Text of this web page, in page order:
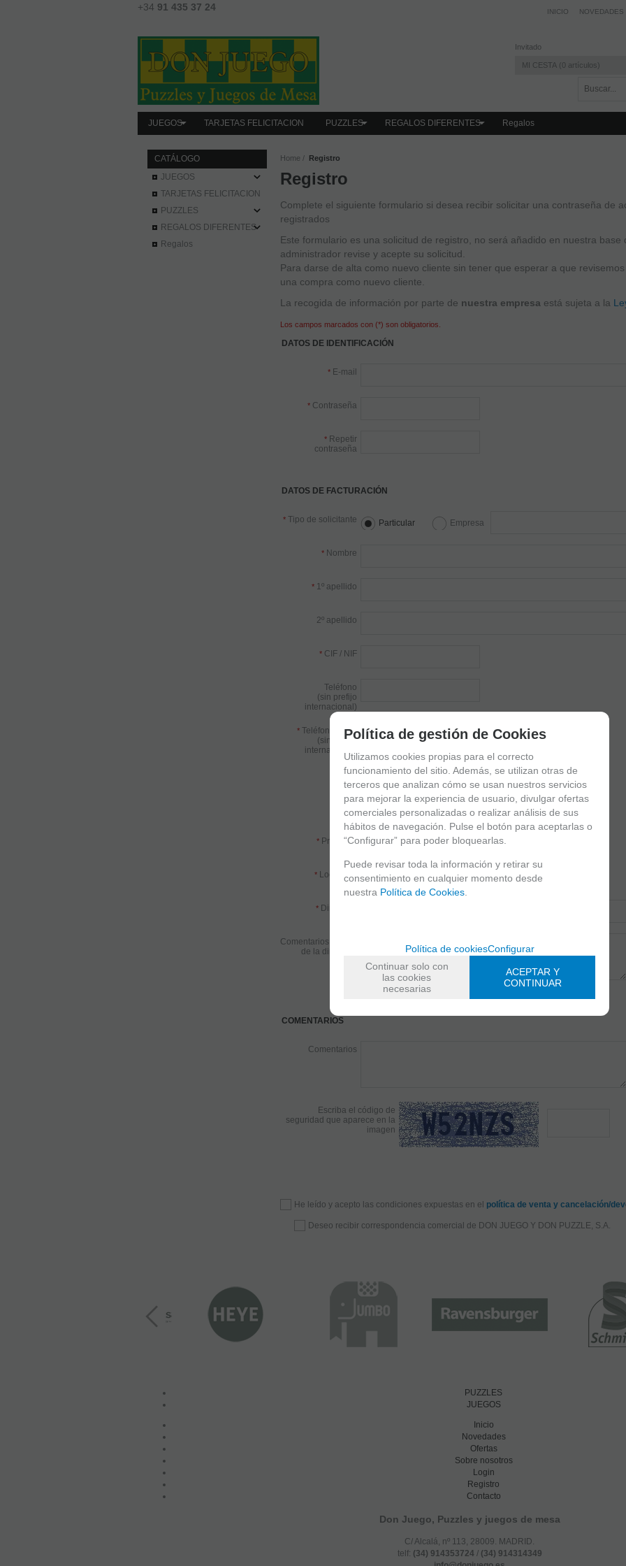
+34 91 435 37 24
Invitado
MI CESTA 0 artículos
INICIO NOVEDADES
JUEGOS TARJETAS FELICITACION PUZZLES REGALOS DIFERENTES Regalos
CATÁLOGO
JUEGOS
TARJETAS FELICITACION
PUZZLES
REGALOS DIFERENTES
Regalos
Home Registro
Registro
Complete el siguiente formulario si desea recibir solicitar una contraseña de
registrados
Este formulario es una solicitud de registro, no será añadido en nuestra base
administrador revise y acepte su solicitud.
Para darse de alta como nuevo cliente sin tener que esperar a que
una compra como nuevo cliente.
La recogida de información por parte de nuestra empresa está sujeta a la
Los campos marcados con (*) son obligatorios.
DATOS DE IDENTIFICACIÓN
* E-mail
* Contraseña
* Repetir
contraseña
DATOS DE FACTURACIÓN
* Tipo de solicitante Particular Empresa
* Nombre
* 1º apellido
2º apellido
* CIF / NIF
Teléfono
(sin prefijo
internacional)
* Teléfono móvil
(sin prefijo
internacional)
País
* Provincia
* Localidad
* Dirección
Comentarios acerca
de la dirección
COMENTARIOS
Comentarios
Escriba el código de
seguridad que aparece en la
imagen
He leído y acepto las condiciones expuestas en el política de venta y cancelación/
Deseo recibir correspondencia comercial de DON JUEGO Y DON PUZZLE, S.A.
PUZZLES
JUEGOS
Inicio
Novedades
Ofertas
Sobre nosotros
Login
Registro
Contacto
Don Juego, Puzzles y juegos de mesa
C/ Alcalá, nº 113, 28009. MADRID.
telf: (34) 914353724/ (34) 914314349
Política de gestión de Cookies
Utilizamos cookies propias para el correcto
funcionamiento del sitio. Además, se utilizan otras de
terceros que analizan cómo se usan nuestros servicios
para mejorar la experiencia de usuario, divulgar ofertas
comerciales personalizadas o realizar análisis de sus
hábitos de navegación. Pulse el botón para aceptarlas o
“Configurar” para poder bloquearlas.
Puede revisar toda la información y retirar su
consentimiento en cualquier momento desde
nuestra Política de Cookies
Política de cookiesConfigurar
Continuar solo con
las cookies
necesarias
ACEPTAR Y
CONTINUAR